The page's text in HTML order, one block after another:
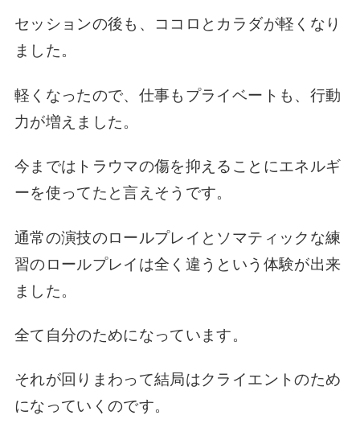
セッションの後も、ココロとカラダが軽くなり
ました。
軽くなったので、仕事もプライベートも、行動
力が増えました。
今まではトラウマの傷を抑えることにエネルギ
ーを使ってたと言えそうです。
通常の演技のロールプレイとソマティックな練
習のロールプレイは全く違うという体験が出来
ました。
全て自分のためになっています。
それが回りまわって結局はクライエントのため
になっていくのです。